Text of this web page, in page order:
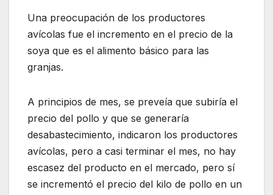
Una preocupación de los productores
avícolas fue el incremento en el precio de la
soya que es el alimento básico para las
granjas.
A principios de mes, se preveía que subiría el
precio del pollo y que se generaría
desabastecimiento, indicaron los productores
avícolas, pero a casi terminar el mes, no hay
escasez del producto en el mercado, pero sí
se incrementó el precio del kilo de pollo en un